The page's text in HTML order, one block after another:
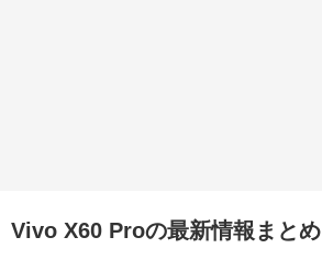
Vivo X60 Proの最新情報まとめ